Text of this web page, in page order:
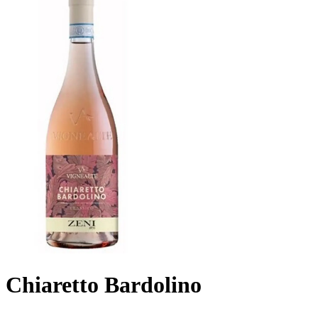
Chiaretto Bardolino